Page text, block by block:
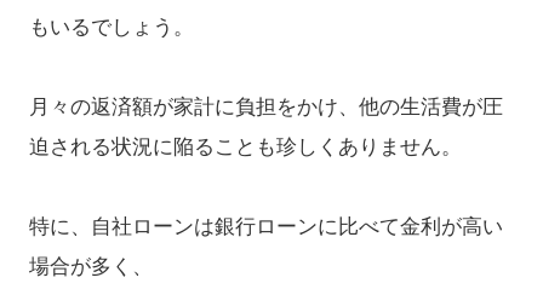
もいるでしょう。
月々の返済額が家計に負担をかけ、他の生活費が圧
迫される状況に陥ることも珍しくありません。
特に、自社ローンは銀行ローンに比べて金利が高い
場合が多く、